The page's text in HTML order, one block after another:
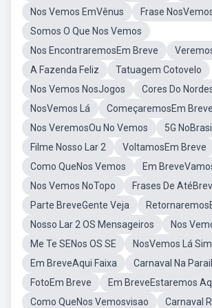
Nos Vemos EmVênus
Frase
Somos O Que Nos Vemos
Nos EncontraremosEm Breve
A Fazenda Feliz
Tatuagem Cotovelo
Nos Vemos NosJogos
Cores Do
NosVemos Lá
ComeçaremosEm Breve
Nos VeremosOu No Vemos
5G NoBrasil
Filme Nosso Lar 2
VoltamosEm Breve
Como QueNos Vemos
Em
Nos Vemos NoTopo
Frases De
Parte BreveGente Veja
Nosso Lar 2 OS Mensageiros
Nos
Me Te SENos OS SE
NosVemos Lá
Em BreveAqui Faixa
Carnaval Na
FotoEm Breve
Em BreveEstaremos
Como QueNos Vemosvisao
Carnaval